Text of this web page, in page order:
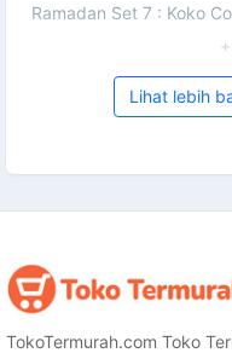
Ramadan Set 7 : Koko
Lihat lebih
TokoTermurah.com Toko